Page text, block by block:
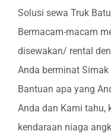
Solusi sewa Truk
Bermacam-macam
disewakan/ rental
Anda berminat
Bantuan apa yang
Anda dan Kami tahu,
kendaraan niaga